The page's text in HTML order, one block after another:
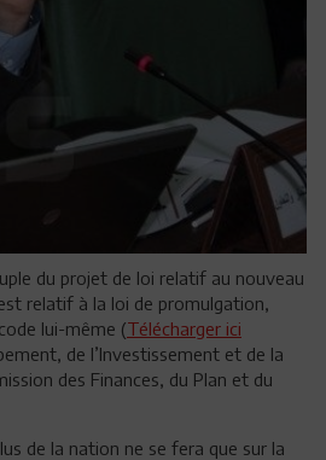
du projet de loi relatif au nouveau
relatif à la loi de promulgation,
lui-même (Télécharger ici
de l’Investissement et de la
des Finances, du Plan et du
de la nation ne se fera que sur la